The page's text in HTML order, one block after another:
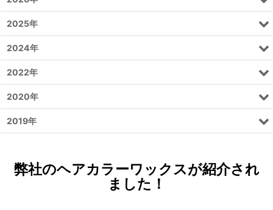
弊社のヘアカラーワックスが紹介され
ました！
2025年
2024年
2022年
2020年
2019年